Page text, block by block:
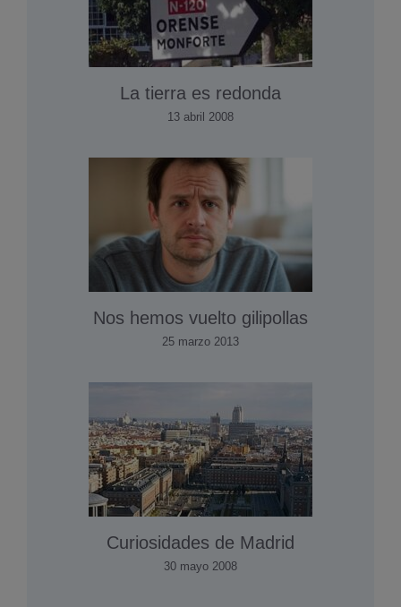
La tierra es redonda
13 abril 2008
Nos hemos vuelto gilipollas
25 marzo 2013
Curiosidades de Madrid
30 mayo 2008